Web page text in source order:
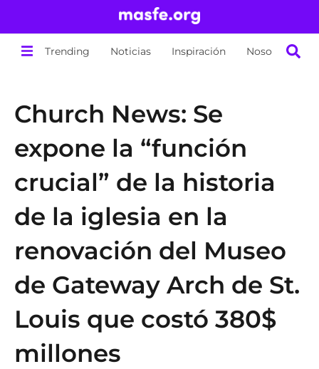
Trending Noticias Inspiración Nosotros
Church News: Se
expone la “función
crucial” de la historia
de la iglesia en la
renovación del Museo
de Gateway Arch de St.
Louis que costó 380$
millones